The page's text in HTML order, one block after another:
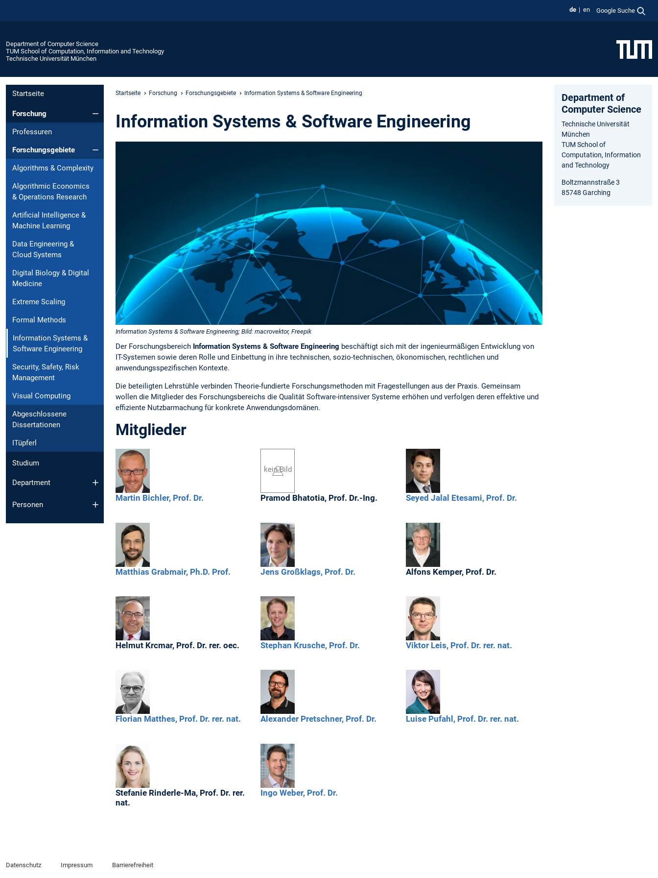
de en Google Suche
Department of Computer Science
TUM School of Computation, Information and Technology
Technische Universität München
Startseite
Forschung
Professuren
Forschungsgebiete
Algorithms & Complexity
Algorithmic Economics
& Operations Research
Artificial Intelligence &
Machine Learning
Data Engineering &
Cloud Systems
Digital Biology & Digital
Medicine
Extreme Scaling
Formal Methods
Information Systems &
Software Engineering
Security, Safety, Risk
Management
Visual Computing
Abgeschlossene
Dissertationen
ITüpferl
Studium
Department
Personen
Startseite Forschung Forschungsgebiete Information Systems & Software Engineering
Information Systems & Software Engineering
Information Systems & Software Engineering; Bild: macrovektor, Freepik
Der Forschungsbereich Information Systems & Software Engineering beschäftigt sich mit der ingenieurmäßigen Entwicklung von
IT-Systemen sowie deren Rolle und Einbettung in ihre technischen, sozio-technischen, ökonomischen, rechtlichen und
anwendungsspezifischen Kontexte.
Die beteiligten Lehrstühle verbinden Theorie-fundierte Forschungsmethoden mit Fragestellungen aus der Praxis. Gemeinsam
wollen die Mitglieder des Forschungsbereichs die Qualität Software-intensiver Systeme erhöhen und verfolgen deren effektive und
effiziente Nutzbarmachung für konkrete Anwendungsdomänen.
Mitglieder
Martin Bichler, Prof. Dr.
kein Bild
Pramod Bhatotia, Prof. Dr.-Ing. Seyed Jalal Etesami, Prof. Dr.
Matthias Grabmair, Ph.D. Prof. Jens Großklags, Prof. Dr. Alfons Kemper, Prof. Dr.
Helmut Krcmar, Prof. Dr. rer. oec. Stephan Krusche, Prof. Dr. Viktor Leis, Prof. Dr. rer. nat.
Florian Matthes, Prof. Dr. rer. nat. Alexander Pretschner, Prof. Dr. Luise Pufahl, Prof. Dr. rer. nat.
Stefanie Rinderle-Ma, Prof. Dr. rer.
nat.
Ingo Weber, Prof. Dr.
Department of
Computer Science
Technische Universität
München
TUM School of
Computation, Information
and Technology
Boltzmannstraße 3
85748 Garching
Datenschutz Impressum Barrierefreiheit